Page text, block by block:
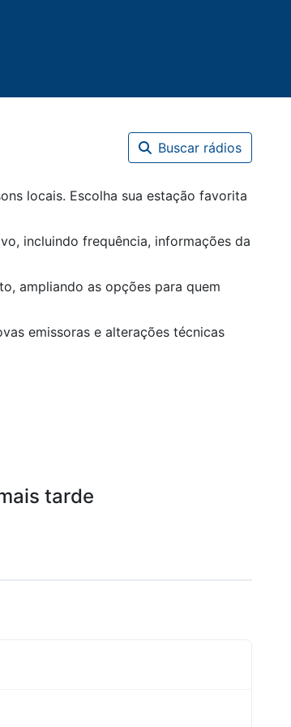
Buscar rádios
locais. Escolha sua estação favorita
incluindo frequência, informações da
, ampliando as opções para quem
emissoras e alterações técnicas
tarde